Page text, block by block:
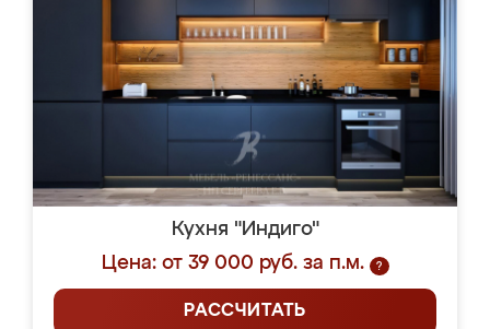
Кухня "Индиго"
Цена: от 39 000 руб. за п.м.
?
РАССЧИТАТЬ